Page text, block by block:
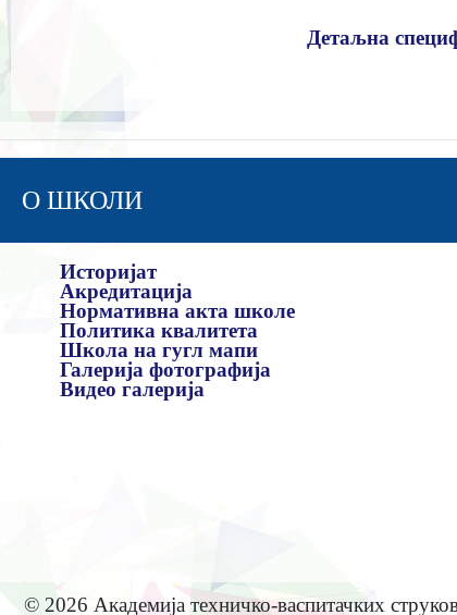
Детаљна
О ШКОЛИ
Историјат
Акредитација
Нормативна акта школе
Политика квалитета
Школа на гугл мапи
Галерија фотографија
Видео галерија
© 2026 Академија техничко-васпитачких